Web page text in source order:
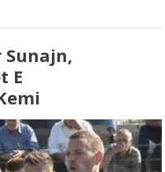
Sunajn,
E